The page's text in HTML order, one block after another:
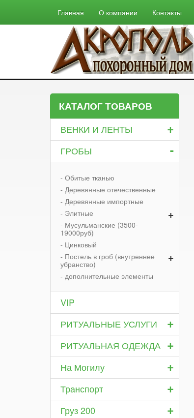
Главная О компании Контакты
КАТАЛОГ ТОВАРОВ
+
ВЕНКИ И ЛЕНТЫ
-
ГРОБЫ
- Обитые тканью
- Деревянные отечественные
- Деревянные импортные
+
- Элитные
- Мусульманские (3500-
19000руб)
- Цинковый
+
- Постель в гроб (внутреннее
убранство)
- дополнительные элементы
VIP
+
РИТУАЛЬНЫЕ УСЛУГИ
+
РИТУАЛЬНАЯ ОДЕЖДА
+
На Могилу
+
Транспорт
+
Груз 200